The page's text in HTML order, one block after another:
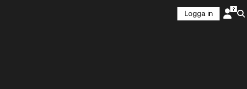
Logga in